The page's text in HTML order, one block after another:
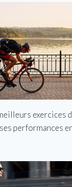
exercices
performances